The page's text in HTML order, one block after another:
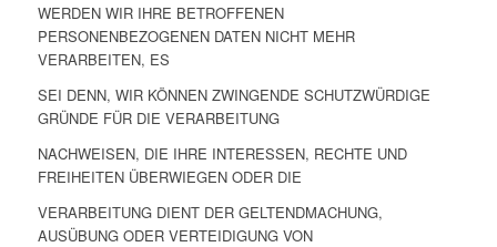
WERDEN WIR IHRE BETROFFENEN
PERSONENBEZOGENEN DATEN NICHT MEHR
VERARBEITEN, ES
SEI DENN, WIR KÖNNEN ZWINGENDE SCHUTZWÜRDIGE
GRÜNDE FÜR DIE VERARBEITUNG
NACHWEISEN, DIE IHRE INTERESSEN, RECHTE UND
FREIHEITEN ÜBERWIEGEN ODER DIE
VERARBEITUNG DIENT DER GELTENDMACHUNG,
AUSÜBUNG ODER VERTEIDIGUNG VON